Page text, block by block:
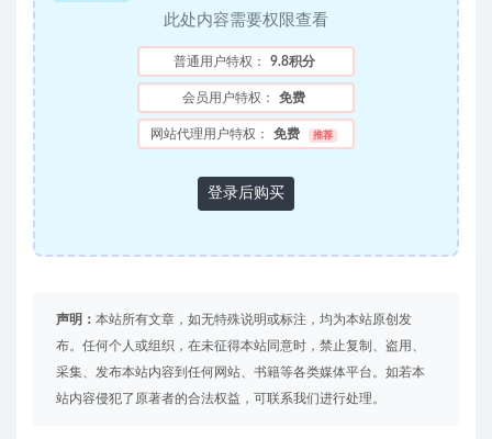
此处内容需要权限查看
普通用户特权： 9.8积分
会员用户特权： 免费
网站代理用户特权： 免费 推荐
登录后购买
声明： 本站所有文章，如无特殊说明或标注，均为本站原创发
布。任何个人或组织，在未征得本站同意时，禁止复制、盗用、
采集、发布本站内容到任何网站、书籍等各类媒体平台。如若本
站内容侵犯了原著者的合法权益，可联系我们进行处理。